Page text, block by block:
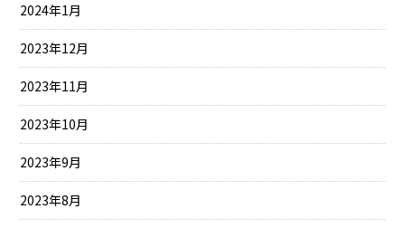
2024年1月
2023年12月
2023年11月
2023年10月
2023年9月
2023年8月